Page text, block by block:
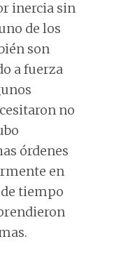
inercia sin
de los
son
a fuerza
no
órdenes
en
tiempo